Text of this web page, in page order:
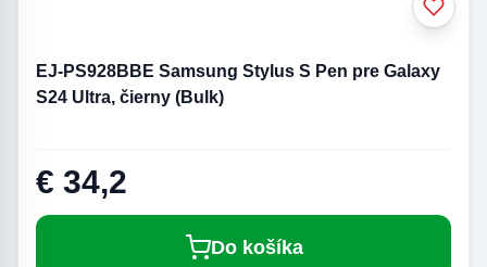
EJ-PS928BBE Samsung Stylus S Pen pre Galaxy
S24 Ultra, čierny (Bulk)
€ 34,2
Do košíka